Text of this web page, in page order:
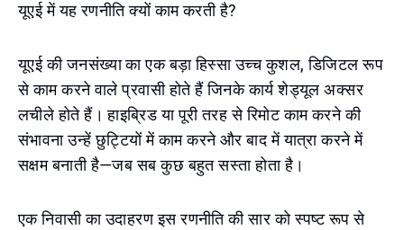
यूएई में यह रणनीति क्यों काम करती है?
यूएई की जनसंख्या का एक बड़ा हिस्सा उच्च कुशल, डिजिटल रूप
से काम करने वाले प्रवासी होते हैं जिनके कार्य शेड्यूल अक्सर
लचीले होते हैं। हाइब्रिड या पूरी तरह से रिमोट काम करने की
संभावना उन्हें छुट्टियों में काम करने और बाद में यात्रा करने में
सक्षम बनाती है—जब सब कुछ बहुत सस्ता होता है।
एक निवासी का उदाहरण इस रणनीति की सार को स्पष्ट रूप से